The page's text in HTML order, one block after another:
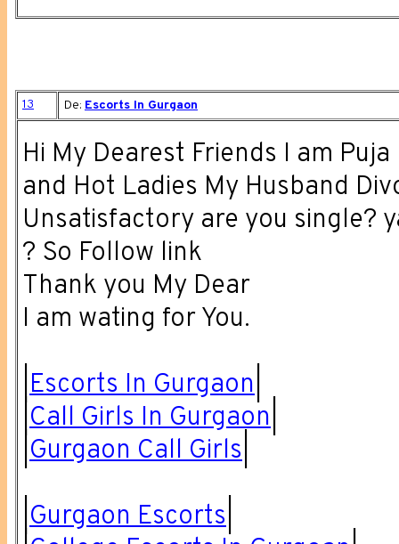
13 De: Escorts In Gurgaon
Hi My Dearest Friends I am
and Hot Ladies My Husband
Unsatisfactory are you single?
? So Follow link
Thank you My Dear
I am wating for You.
Escorts In Gurgaon
Call Girls In Gurgaon
Gurgaon Call Girls
Gurgaon Escorts